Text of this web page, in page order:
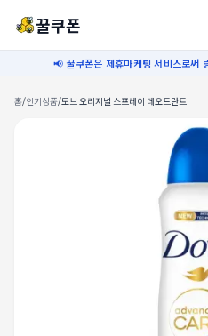
꿀쿠폰
📢 꿀쿠폰은 제휴마케팅 서비스로써
홈/인기상품/도브 오리지널 스프레이 데오드란트